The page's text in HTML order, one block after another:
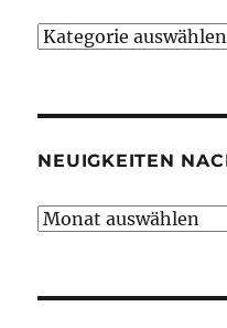
Neuigkeiten
NEUIGKEITEN
Neuigkeiten